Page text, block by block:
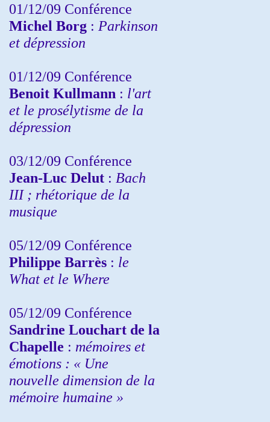
01/12/09 Conférence
Michel Borg : Parkinson
et dépression
01/12/09 Conférence
Benoit Kullmann : l'art
et le prosélytisme de la
dépression
03/12/09 Conférence
Jean-Luc Delut : Bach
III ; rhétorique de la
musique
05/12/09 Conférence
Philippe Barrès : le
What et le Where
05/12/09 Conférence
Sandrine Louchart de la
Chapelle : mémoires et
émotions : « Une
nouvelle dimension de la
mémoire humaine »